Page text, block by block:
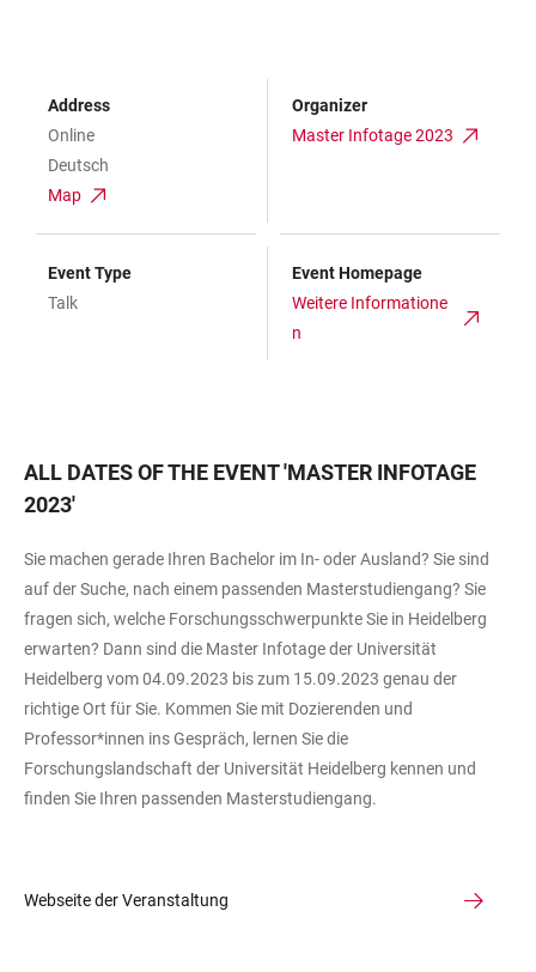
Address
Online
Deutsch
Map
Organizer
Master Infotage 2023
Event Type
Talk
Event Homepage
Weitere Informatione
n
ALL DATES OF THE EVENT'MASTER INFOTAGE
2023'
Sie machen gerade Ihren Bachelor im In- oder Ausland? Sie sind
auf der Suche, nach einem passenden Masterstudiengang? Sie
fragen sich, welche Forschungsschwerpunkte Sie in Heidelberg
erwarten? Dann sind die Master Infotage der Universität
Heidelberg vom 04.09.2023 bis zum 15.09.2023 genau der
richtige Ort für Sie. Kommen Sie mit Dozierenden und
Professor*innen ins Gespräch, lernen Sie die
Forschungslandschaft der Universität Heidelberg kennen und
finden Sie Ihren passenden Masterstudiengang.
Webseite der Veranstaltung